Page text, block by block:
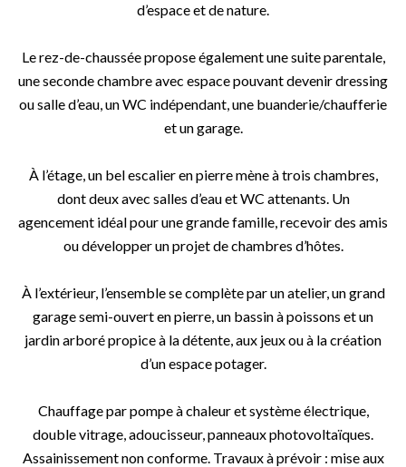
d’espace et de nature.
Le rez-de-chaussée propose également une suite parentale,
une seconde chambre avec espace pouvant devenir dressing
ou salle d’eau, un WC indépendant, une buanderie/chaufferie
et un garage.
À l’étage, un bel escalier en pierre mène à trois chambres,
dont deux avec salles d’eau et WC attenants. Un
agencement idéal pour une grande famille, recevoir des amis
ou développer un projet de chambres d’hôtes.
À l’extérieur, l’ensemble se complète par un atelier, un grand
garage semi-ouvert en pierre, un bassin à poissons et un
jardin arboré propice à la détente, aux jeux ou à la création
d’un espace potager.
Chauffage par pompe à chaleur et système électrique,
double vitrage, adoucisseur, panneaux photovoltaïques.
Assainissement non conforme. Travaux à prévoir : mise aux